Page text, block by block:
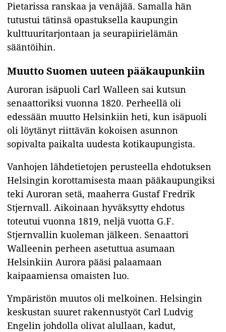
Pietarissa ranskaa ja venäjää. Samalla hän
tutustui tätinsä opastuksella kaupungin
kulttuuritarjontaan ja seurapiirielämän
sääntöihin.
Muutto Suomen uuteen pääkaupunkiin
Auroran isäpuoli Carl Walleen sai kutsun
senaattoriksi vuonna 1820. Perheellä oli
edessään muutto Helsinkiin heti, kun isäpuoli
oli löytänyt riittävän kokoisen asunnon
sopivalta paikalta uudesta kotikaupungista.
Vanhojen lähdetietojen perusteella ehdotuksen
Helsingin korottamisesta maan pääkaupungiksi
teki Auroran setä, maaherra Gustaf Fredrik
Stjernvall. Aikoinaan hyväksytty ehdotus
toteutui vuonna 1819, neljä vuotta G.F.
Stjernvallin kuoleman jälkeen. Senaattori
Walleenin perheen asetuttua asumaan
Helsinkiin Aurora pääsi palaamaan
kaipaamiensa omaisten luo.
Ympäristön muutos oli melkoinen. Helsingin
keskustan suuret rakennustyöt Carl Ludvig
Engelin johdolla olivat alullaan, kadut,